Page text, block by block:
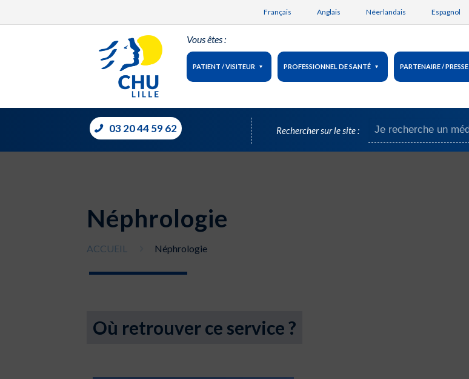
Français Anglais Néerlandais Espagnol
Vous êtes :
PATIENT / VISITEUR PROFESSIONNEL DE SANTÉ PARTENAIRE / PRESSE
03 20 44 59 62 Rechercher sur le site :
Néphrologie
ACCUEIL Néphrologie
Où retrouver ce service ?